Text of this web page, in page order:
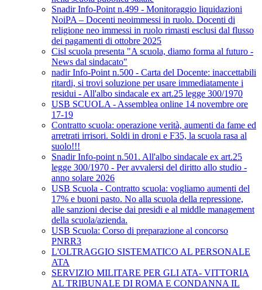
Snadir Info-Point n.499 - Monitoraggio liquidazioni
NoiPA – Docenti neoimmessi in ruolo. Docenti di
religione neo immessi in ruolo rimasti esclusi dal flusso
dei pagamenti di ottobre 2025
Cisl scuola presenta "A scuola, diamo forma al futuro -
News dal sindacato"
nadir Info-Point n.500 - Carta del Docente: inaccettabili
ritardi, si trovi soluzione per usare immediatamente i
residui - All'albo sindacale ex art.25 legge 300/1970
USB SCUOLA - Assemblea online 14 novembre ore
17-19
Contratto scuola: operazione verità, aumenti da fame ed
arretrati irrisori. Soldi in droni e F35, la scuola rasa al
suolo!!!
Snadir Info-point n.501. All'albo sindacale ex art.25
legge 300/1970 - Per avvalersi del diritto allo studio -
anno solare 2026
USB Scuola - Contratto scuola: vogliamo aumenti del
17% e buoni pasto. No alla scuola della repressione,
alle sanzioni decise dai presidi e al middle management
della scuola/azienda.
USB Scuola: Corso di preparazione al concorso
PNRR3
L'OLTRAGGIO SISTEMATICO AL PERSONALE
ATA
SERVIZIO MILITARE PER GLI ATA- VITTORIA
AL TRIBUNALE DI ROMA E CONDANNA IL